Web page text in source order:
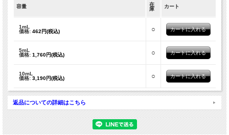
容量
在
庫
カート
1mL
価格: 462円(税込) ○
5mL
価格: 1,760円(税込) ○
10mL
価格: 3,190円(税込) ○
返品についての詳細はこちら